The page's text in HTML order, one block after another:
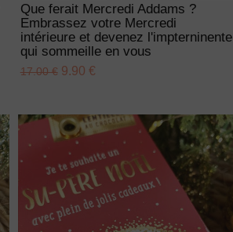
Que ferait Mercredi Addams ?
Embrassez votre Mercredi
intérieure et devenez l'impterninente
qui sommeille en vous
17.00 €9.90 €